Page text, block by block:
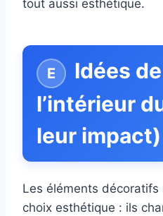
tout aussi esthétique.
Idées
l’intérieur
leur impact)
Les éléments décoratifs
choix esthétique : ils